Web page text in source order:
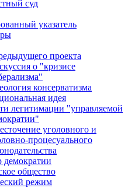
суд
указатель
проекта
о "кризисе
консерватизма
идея
легитимации "управляемой
уголовного и
процесуального
демократии
общество
режим